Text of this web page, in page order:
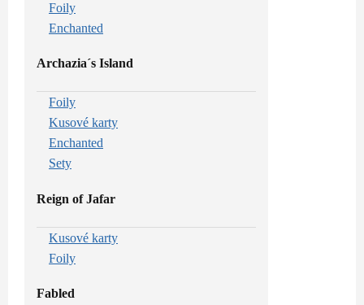
Foily
Enchanted
Archazia´s Island
Foily
Kusové karty
Enchanted
Sety
Reign of Jafar
Kusové karty
Foily
Fabled